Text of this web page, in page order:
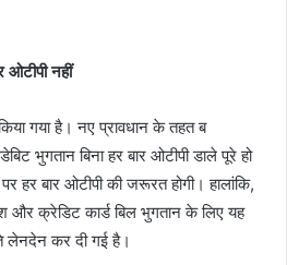
नहीं
गया है। नए प्रावधान के तहत ब
भुगतान बिना हर बार ओटीपी डाले पूरे हो
हर बार ओटीपी की जरूरत होगी। हालांकि,
और क्रेडिट कार्ड बिल भुगतान के लिए यह
लेनदेन कर दी गई है।